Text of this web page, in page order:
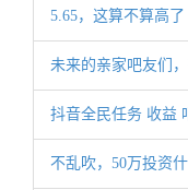
5.65，这算不算高了
未来的亲家吧友们
抖音全民任务 收益
不乱吹，50万投资什